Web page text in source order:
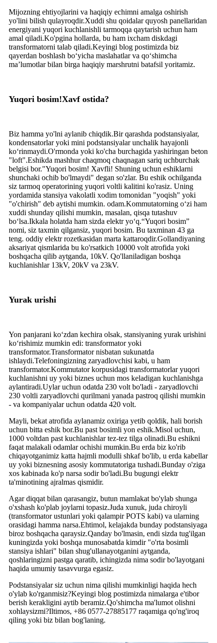
Mijozning ehtiyojlarini va haqiqiy echimni amalga oshirish
yo'lini bilish qulayroqdir.Xuddi shu qoidalar quyosh panellaridan
energiyani yuqori kuchlanishli tarmoqqa qaytarish uchun ham
amal qiladi.Ko'pgina hollarda, bu ham ixcham diskdagi
transformatorni talab qiladi.Keyingi blog postimizda biz
qayerdan boshlash bo‘yicha maslahatlar va qo‘shimcha
ma’lumotlar bilan birga haqiqiy marshrutni batafsil yoritamiz.
Yuqori bosim!Xavf ostida?
Biz hamma yo'lni aylanib chiqdik.Bir qarashda podstansiyalar,
kondensatorlar yoki mini podstansiyalar unchalik hayajonli
ko‘rinmaydi.O'rmonda yoki ko'cha burchagida yashiringan beton
"loft".Eshikda mashhur chaqmoq chaqnagan sariq uchburchak
belgisi bor."Yuqori bosim! Xavfli! Shuning uchun eshiklarni
shunchaki ochib bo'lmaydi" degan so'zlar. Bu eshik ochilganda
siz tarmoq operatorining yuqori voltli kalitini ko'rasiz. Uning
yordamida stansiya vakolatli xodim tomonidan "yoqish" yoki
"o'chirish" deb aytishi mumkin. odam.Kommutatorning oʻzi ham
xuddi shunday qilishi mumkin, masalan, qisqa tutashuv
boʻlsa.Ikkala holatda ham sizda elektr yoʻq.“Yuqori bosim”
nomi, siz taxmin qilgansiz, yuqori bosim. Bu taxminan 43 ga
teng. oddiy elektr rozetkasidan marta kattaroqdir.Gollandiyaning
aksariyat qismlarida bu ko'rsatkich 10000 volt atrofida yoki
boshqacha qilib aytganda, 10kV. Qo'llaniladigan boshqa
kuchlanishlar 13kV, 20kV va 23kV.
Yurak urishi
Yon panjarani ko‘zdan kechira olsak, stansiyaning yurak urishini
ko‘rishimiz mumkin edi: transformator yoki
transformator.Transformator nisbatan sukunatda
ishlaydi.Telefoningizning zaryadlovchisi kabi, u ham
transformator.Kommutator korpusidagi transformatorlar yuqori
kuchlanishni uy yoki biznes uchun mos keladigan kuchlanishga
aylantiradi.Uylar uchun odatda 230 volt bo'ladi - zaryadlovchi
230 voltli zaryadlovchi qurilmani yanada pastroq qilishi mumkin
- va kompaniyalar uchun odatda 420 volt.
Mayli, bekat atrofida aylanamiz oxiriga yetib qoldik, hali borish
uchun bitta eshik bor.Bu past bosimli yon eshik.Misol uchun,
1000 voltdan past kuchlanishlar tez-tez tilga olinadi.Bu eshikni
faqat malakali odamlar ochishi mumkin.Bu erda biz ko'rib
chiqayotganimiz katta hajmli modulli shkaf bo'lib, u erda kabellar
uy yoki biznesning asosiy kommutatoriga tushadi.Bunday o'ziga
xos kabinada ko'p narsa sodir bo'ladi.Bu bugungi elektr
ta'minotining ajralmas qismidir.
Agar diqqat bilan qarasangiz, butun mamlakat bo'ylab shunga
o'xshash ko'plab joylarni topasiz.Juda xunuk, juda chiroyli
(transformator ustunlari yoki qalampir POTS kabi) va ularning
orasidagi hamma narsa.Ehtimol, kelajakda bunday podstansiyaga
biroz boshqacha qaraysiz.Qanday bo'lmasin, endi sizda tug'ilgan
kuningizda yoki boshqa munosabatda kimdir "o'rta bosimli
stansiya ishlari" bilan shug'ullanayotganini aytganda,
qoshlaringizni pastga qaratib, ichingizda nima sodir bo'layotgani
haqida umumiy tasavvurga egasiz.
Podstansiyalar siz uchun nima qilishi mumkinligi haqida hech
o'ylab ko'rganmisiz?Keyingi blog postimizda nimalarga e'tibor
berish kerakligini aytib beramiz.Qo'shimcha ma'lumot olishni
xohlaysizmi?Iltimos, +86 0577-27885177 raqamiga qo'ng'iroq
qiling yoki biz bilan bog'laning.